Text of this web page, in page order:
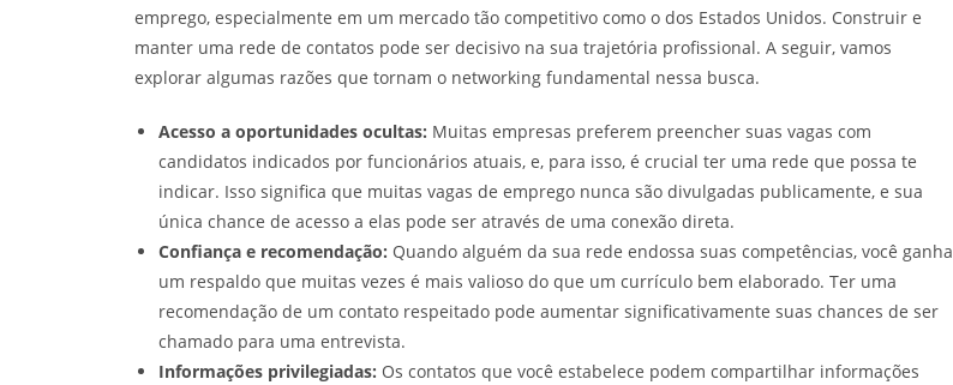
emprego, especialmente em um mercado tão competitivo como o dos Estados Unidos. Construir e
manter uma rede de contatos pode ser decisivo na sua trajetória profissional. A seguir, vamos
explorar algumas razões que tornam o networking fundamental nessa busca.
Acesso a oportunidades ocultas: Muitas empresas preferem preencher suas vagas com
candidatos indicados por funcionários atuais, e, para isso, é crucial ter uma rede que possa te
indicar. Isso significa que muitas vagas de emprego nunca são divulgadas publicamente, e sua
única chance de acesso a elas pode ser através de uma conexão direta.
Confiança e recomendação: Quando alguém da sua rede endossa suas competências, você ganha
um respaldo que muitas vezes é mais valioso do que um currículo bem elaborado. Ter uma
recomendação de um contato respeitado pode aumentar significativamente suas chances de ser
chamado para uma entrevista.
Informações privilegiadas: Os contatos que você estabelece podem compartilhar informações